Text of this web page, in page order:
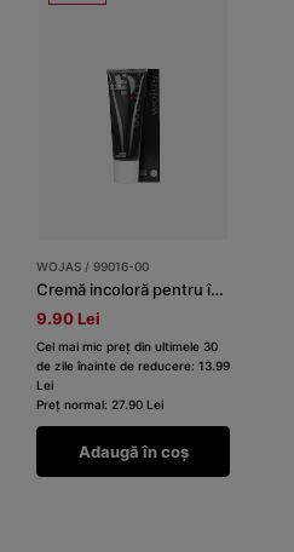
WOJAS / 99016-00
Cremă incoloră pentru încălțăminte
9.90 Lei
Cel mai mic preț din ultimele 30
de zile înainte de reducere: 13.99
Lei
Preț normal: 27.90 Lei
Adaugă în coș